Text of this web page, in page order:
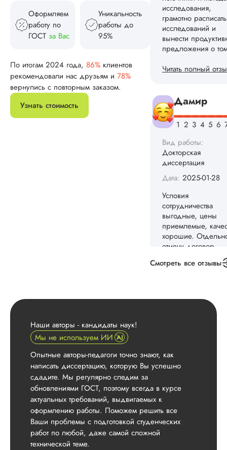
Оформляем
работу по
ГОСТ за Вас
Уникальность
работы до
95%
По итогам 2024 года, 86% клиентов
рекомендовали нас друзьям и 78%
вернулись с повторным заказом.
Узнать стоимость
Читать полный
Дамир
Вид работы:
диссертация
Дата:
Условия
сотрудничества
выгодные, цены
приемлемые,
хорошие.
отмечу договор,
оплата частями.
профессионалы –
один из них,
писал мне, так
Проработанная
оформление, все
положе...
Вид работы:
диссертация
Докторская
Смотреть все отзывы
Наши авторы - кандидаты наук!
Мы не используем ИИ
Опытные авторы-педагоги точно знают, как
написать диссертацию, которую Вы успешно
сдадите. Мы регулярно следим за
обновлениями ГОСТ, поэтому всегда в курсе
актуальных требований, выдвигаемых к
оформлению работы. Поможем решить все
Ваши проблемы с подготовкой студенческих
работ по любой, даже самой сложной
технической теме.